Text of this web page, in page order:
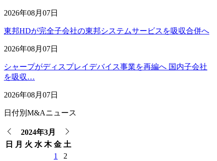
2026年08月07日
東邦HDが完全子会社の東邦システムサービスを吸収合併へ
2026年08月07日
シャープがディスプレイデバイス事業を再編へ 国内子会社
を吸収…
2026年08月07日
日付別M&Aニュース
2024年3月
日
月 火 水 木 金 土
1
2